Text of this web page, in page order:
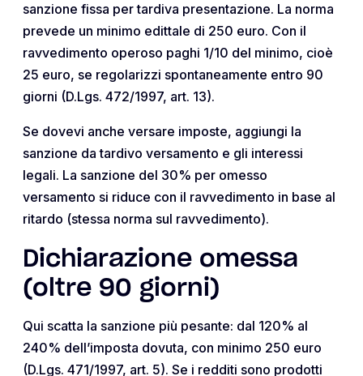
sanzione fissa per tardiva presentazione. La norma
prevede un minimo edittale di 250 euro. Con il
ravvedimento operoso paghi 1/10 del minimo, cioè
25 euro, se regolarizzi spontaneamente entro 90
giorni (D.Lgs. 472/1997, art. 13).
Se dovevi anche versare imposte, aggiungi la
sanzione da tardivo versamento e gli interessi
legali. La sanzione del 30% per omesso
versamento si riduce con il ravvedimento in base al
ritardo (stessa norma sul ravvedimento).
Dichiarazione omessa
(oltre 90 giorni)
Qui scatta la sanzione più pesante: dal 120% al
240% dell’imposta dovuta, con minimo 250 euro
(D.Lgs. 471/1997, art. 5). Se i redditi sono prodotti